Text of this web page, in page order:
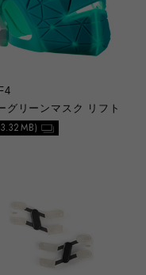
グリーンマスク リフト